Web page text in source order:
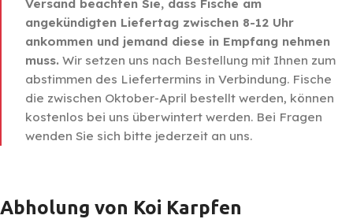
Versand beachten Sie, dass Fische am
angekündigten Liefertag zwischen 8-12 Uhr
ankommen und jemand diese in Empfang nehmen
muss. Wir setzen uns nach Bestellung mit Ihnen zum
abstimmen des Liefertermins in Verbindung. Fische
die zwischen Oktober-April bestellt werden, können
kostenlos bei uns überwintert werden. Bei Fragen
wenden Sie sich bitte jederzeit an uns.
Abholung von Koi Karpfen